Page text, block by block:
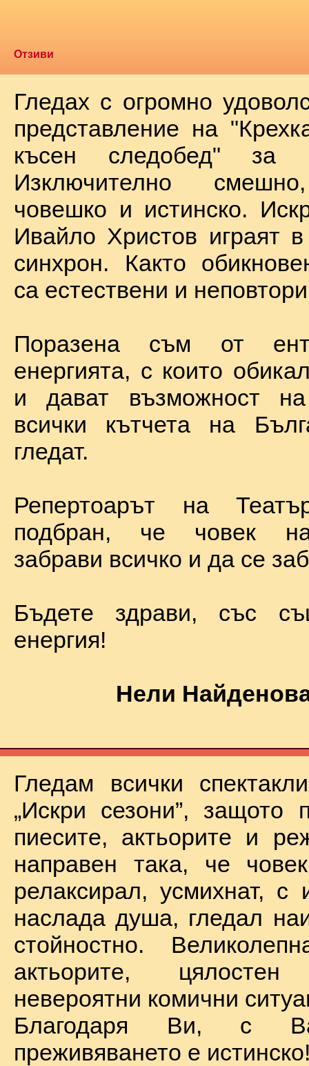
Отзиви
Гледах с огромно
представление на
късен следобед" за
Изключително
човешко и истинско.
Ивайло Христов играят
синхрон. Както
са естествени и
Поразена съм от
енергията, с които
и дават възможност
всички кътчета на
гледат.
Репертоарът на
подбран, че човек
забрави всичко и да се
Бъдете здрави, със
енергия!
Нели
Гледам всички
„Искри сезони”, защото
пиесите, актьорите и
направен така, че
релаксирал, усмихнат, с
наслада душа, гледал
стойностно.
актьорите, цялостен
невероятни комични
Благодаря Ви, с
преживяването е